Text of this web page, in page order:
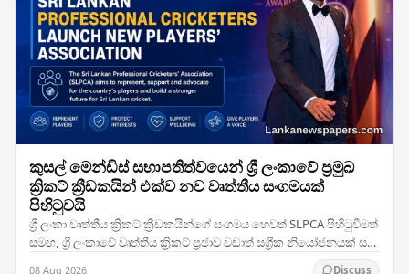
කුසල් මෙන්ඩිස් සභාපතිත්වයෙන් ශ්‍රී ලංකාවේ ප්‍රමුඛ
ක්‍රිකට් ක්‍රීඩකයින් එක්ව නව වෘත්තීය සංගමයක්
පිහිටුවයි
ශ්‍රී ලංකා වෘත්තීය ක්‍රිකට් ක්‍රීඩකයින්ගේ සංගමය හෙවත් SLPCA පිහිටුවීමත්
සමඟ, ශ්‍රී ලංකාවේ වෘත්තීය ක්‍රිකට් ප්‍රජාව වඩාත් සශ්‍රීක නියෝජනයක් සහ
08 Aug 2026 Discuss